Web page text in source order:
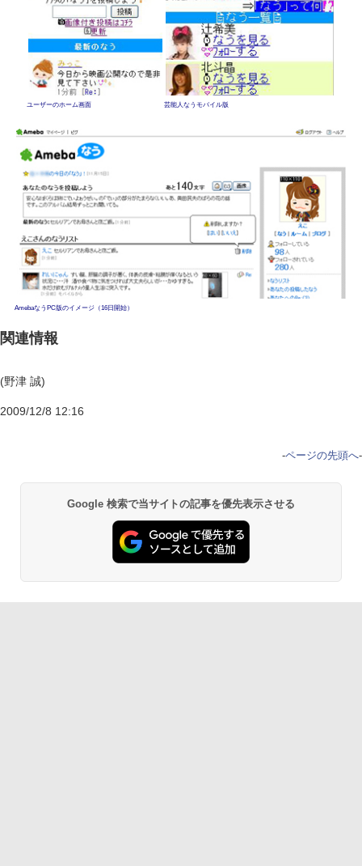
ユーザーのホーム画面 芸能人なうモバイル版
AmebaなうPC版のイメージ（16日開始）
関連情報
(野津 誠)
2009/12/8 12:16
-ページの先頭へ-
Google 検索で当サイトの記事を優先表示させる